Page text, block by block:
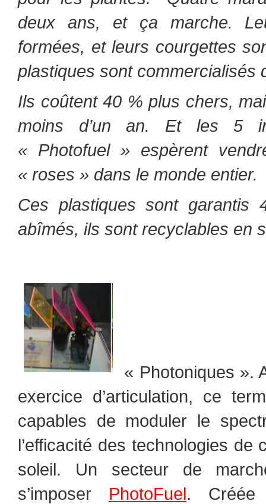
deux ans, et ça marche.
formées, et leurs courgettes
plastiques sont commercialisés
Ils coûtent 40 % plus chers,
moins d’un an. Et les 5
« Photofuel » espèrent
« roses » dans le monde entier.
Ces plastiques sont
abîmés, ils sont recyclables en
« Photoniques ».
exercice d’articulation, ce
capables de moduler le
l’efficacité des technologies de
soleil. Un secteur de
s’imposer PhotoFuel.